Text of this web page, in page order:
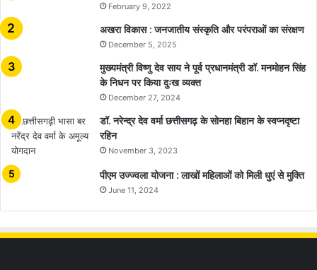
February 9, 2022
अखरा विकास : जनजातीय संस्कृति और परंपराओं का संरक्षण
December 5, 2025
मुख्यमंत्री विष्णु देव साय ने पूर्व प्रधानमंत्री डॉ. मनमोहन सिंह
के निधन पर किया दुःख व्यक्त
December 27, 2024
डॉ. नरेन्द्र देव वर्मा छत्तीसगढ़ के सोनहा बिहान के स्वप्नदृष्टा
रहिन
November 3, 2023
पीएम उज्ज्वला योजना : लाखों महिलाओं को मिली धुएं से मुक्ति
June 11, 2024